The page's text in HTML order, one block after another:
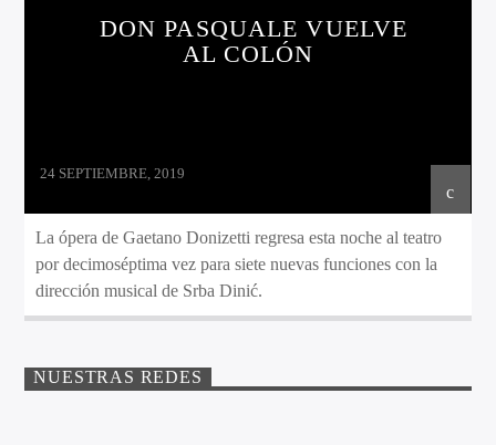
DON PASQUALE VUELVE
AL COLÓN
24 SEPTIEMBRE, 2019
La ópera de Gaetano Donizetti regresa esta noche al teatro
por decimoséptima vez para siete nuevas funciones con la
dirección musical de Srba Dinić.
NUESTRAS REDES